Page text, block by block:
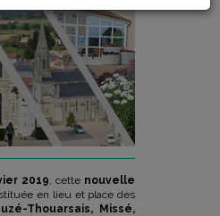
2019, cette nouvelle
en lieu et place des
Thouarsais, Missé,